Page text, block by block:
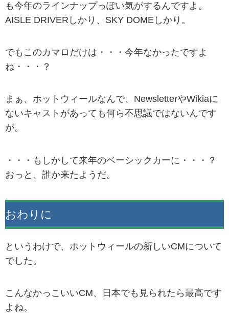
も今年のラインナップっぽい気がするんですよ。
AISLE DRIVERしかり、SKY DOMEしかり。
でもこのカマロだけは・・・今年なかったですよ
ね・・・？
まぁ、ホットウィールなんで、NewsletterやWikiaに
ないキャストがあっても何ら不思議ではないんです
が。
・・・もしかして来年のベーシックカーに・・・？
おっと、誰か来たようだ。
おわりに
というわけで、ホットウィールの新しいCMについて
でした。
こんなかっこいいCM、日本でも見られたら最高です
よね。